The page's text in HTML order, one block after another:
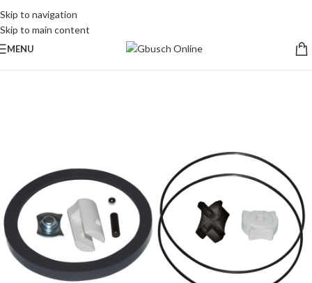
Skip to navigation
Skip to main content
MENU